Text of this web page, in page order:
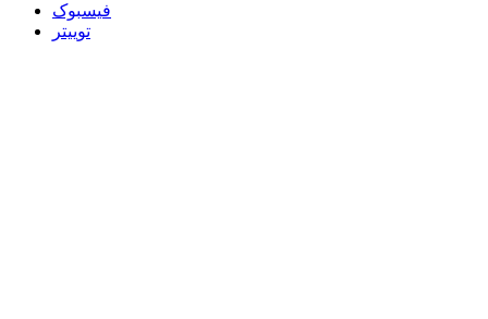
فیسبوک
توییتر